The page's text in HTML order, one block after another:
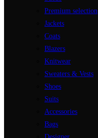
Premium selection
Jackets
Coats
Blazers
Knitwear
Sweaters & Vests
Shoes
Suits
Accessories
Bags